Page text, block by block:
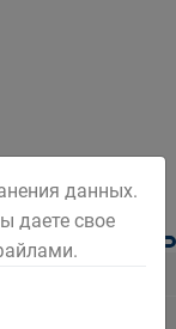
данных.
даете свое